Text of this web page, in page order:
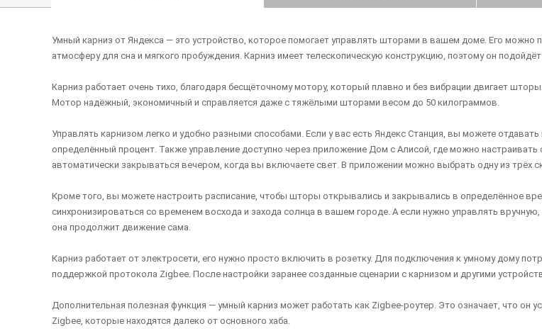
Умный карниз от Яндекса — это устройство, которое помогает управлять шторами в вашем доме. Его можно
атмосферу для сна и мягкого пробуждения. Карниз имеет телескопическую конструкцию, поэтому он
Карниз работает очень тихо, благодаря бесщёточному мотору, который плавно и без вибрации двигает
Мотор надёжный, экономичный и справляется даже с тяжёлыми шторами весом до 50 килограммов.
Управлять карнизом легко и удобно разными способами. Если у вас есть Яндекс Станция, вы можете
определённый процент. Также управление доступно через приложение Дом с Алисой, где можно
автоматически закрываться вечером, когда вы включаете свет. В приложении можно выбрать одну из трёх
Кроме того, вы можете настроить расписание, чтобы шторы открывались и закрывались в определённое
синхронизироваться со временем восхода и захода солнца в вашем городе. А если нужно управлять
она продолжит движение сама.
Карниз работает от электросети, его нужно просто включить в розетку. Для подключения к умному дому
поддержкой протокола Zigbee. После настройки заранее созданные сценарии с карнизом и другими
Дополнительная полезная функция — умный карниз может работать как Zigbee-роутер. Это означает, что он
Zigbee, которые находятся далеко от основного хаба.